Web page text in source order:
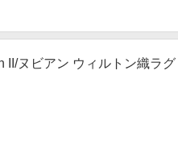
ヌビアン ウィルトン織ラグ